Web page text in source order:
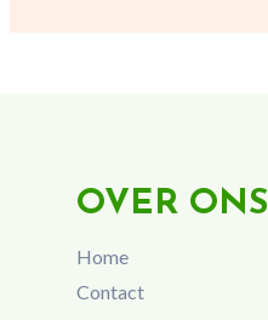
OVER ONS
Home
Contact